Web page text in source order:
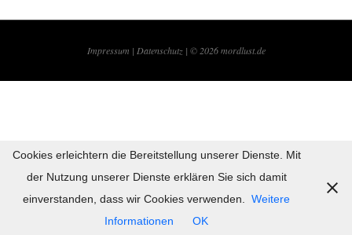
Impressum | Datenschutz | © 2026mordlust.de
Cookies erleichtern die Bereitstellung unserer Dienste. Mit
der Nutzung unserer Dienste erklären Sie sich damit
einverstanden, dass wir Cookies verwenden.
Weitere
Informationen
OK